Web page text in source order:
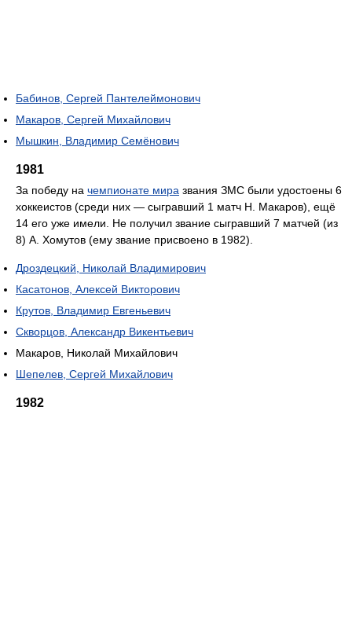
Бабинов, Сергей Пантелеймонович
Макаров, Сергей Михайлович
Мышкин, Владимир Семёнович
1981
За победу на чемпионате мира звания ЗМС были удостоены 6
хоккеистов (среди них — сыгравший 1 матч Н. Макаров), ещё
14 его уже имели. Не получил звание сыгравший 7 матчей (из
8) А. Хомутов (ему звание присвоено в 1982).
Дроздецкий, Николай Владимирович
Касатонов, Алексей Викторович
Крутов, Владимир Евгеньевич
Скворцов, Александр Викентьевич
Макаров, Николай Михайлович
Шепелев, Сергей Михайлович
1982